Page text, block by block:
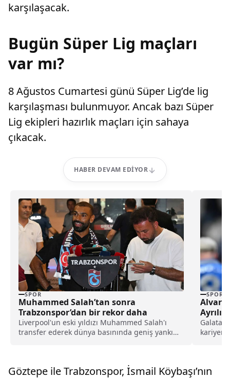
karşılaşacak.
Bugün Süper Lig maçları
var mı?
8 Ağustos Cumartesi günü Süper Lig’de lig
karşılaşması bulunmuyor. Ancak bazı Süper
Lig ekipleri hazırlık maçları için sahaya
çıkacak.
HABER DEVAM EDIYOR
SPOR
Muhammed Salah’tan sonra
Trabzonspor’dan bir rekor daha
Liverpool'un eski yıldızı Muhammed Salah'ı
transfer ederek dünya basınında geniş yankı
açıkladı.
SPOR
Alvaro
Göztepe ile Trabzonspor, İsmail Köybaşı’nın